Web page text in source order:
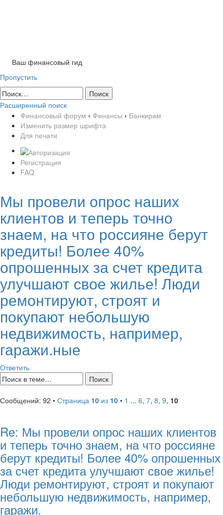
Ваш финансовый гид
Пропустить
Расширенный поиск
Финансовый форум ‹ Финансы ‹ Банкирам
Изменить размер шрифта
Для печати
Регистрация
FAQ
Мы провели опрос наших
клиентов и теперь точно
знаем, на что россияне берут
кредиты! Более 40%
опрошенных за счет кредита
улучшают свое жилье! Люди
ремонтируют, строят и
покупают небольшую
недвижимость, например,
гаражи.ные
Ответить
Сообщений: 92 • Страница 10 из 10 • 1 ... 6, 7, 8, 9, 10
Re: Мы провели опрос наших клиентов
и теперь точно знаем, на что россияне
берут кредиты! Более 40% опрошенных
за счет кредита улучшают свое жилье!
Люди ремонтируют, строят и покупают
небольшую недвижимость, например,
гаражи.